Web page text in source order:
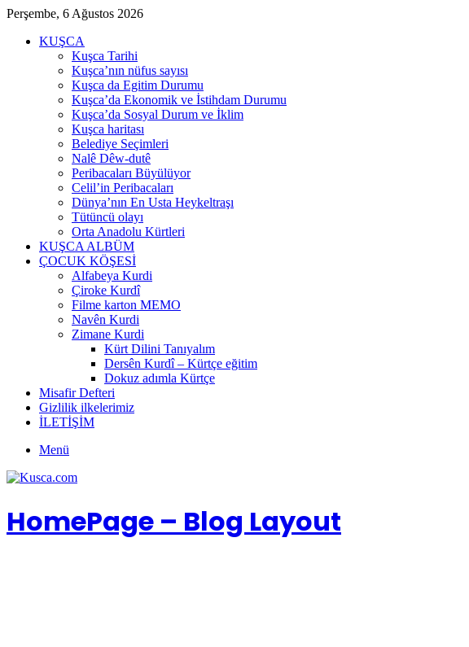
Perşembe, 6 Ağustos 2026
KUŞCA
Kuşca Tarihi
Kuşca’nın nüfus sayısı
Kuşca da Egitim Durumu
Kuşca’da Ekonomik ve İstihdam Durumu
Kuşca’da Sosyal Durum ve İklim
Kuşca haritası
Belediye Seçimleri
Nalê Dêw-dutê
Peribacaları Büyülüyor
Celil’in Peribacaları
Dünya’nın En Usta Heykeltraşı
Tütüncü olayı
Orta Anadolu Kürtleri
KUŞCA ALBÜM
ÇOCUK KÖŞESİ
Alfabeya Kurdi
Çiroke Kurdî
Filme karton MEMO
Navên Kurdi
Zimane Kurdi
Kürt Dilini Tanıyalım
Dersên Kurdî – Kürtçe eğitim
Dokuz adımla Kürtçe
Misafir Defteri
Gizlilik ilkelerimiz
İLETİŞİM
Menü
HomePage – Blog Layout